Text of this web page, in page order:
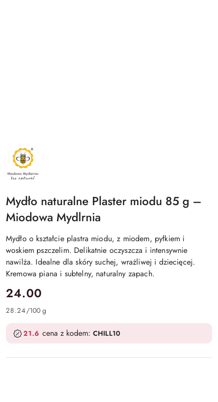
MIODOWA
MYDLARNIA
Mydło naturalne Plaster miodu 85 g –
Miodowa Mydlrnia
Mydło o kształcie plastra miodu, z miodem, pyłkiem i
woskiem pszczelim. Delikatnie oczyszcza i intensywnie
nawilża. Idealne dla skóry suchej, wrażliwej i dziecięcej.
Kremowa piana i subtelny, naturalny zapach.
cena:
24.00
28.24/100 g
21.6 cena z kodem: CHILL10